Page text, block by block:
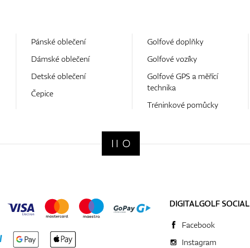
Pánské oblečení
Dámské oblečení
Detské oblečení
Čepice
Golfové doplňky
Golfové vozíky
Golfové GPS a měřící
technika
Tréninkové pomůcky
DIGITALGOLF SOCIAL
Facebook
Instagram